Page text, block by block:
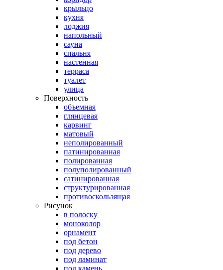
крыльцо
кухня
лоджия
напольный
сауна
спальня
настенная
терраса
туалет
улица
Поверхность
объемная
глянцевая
карвинг
матовый
неполированный
патинированная
полированная
полуполированный
сатинированная
структурированная
противоскользящая
Рисунок
в полоску
моноколор
орнамент
под бетон
под дерево
под ламинат
под камень